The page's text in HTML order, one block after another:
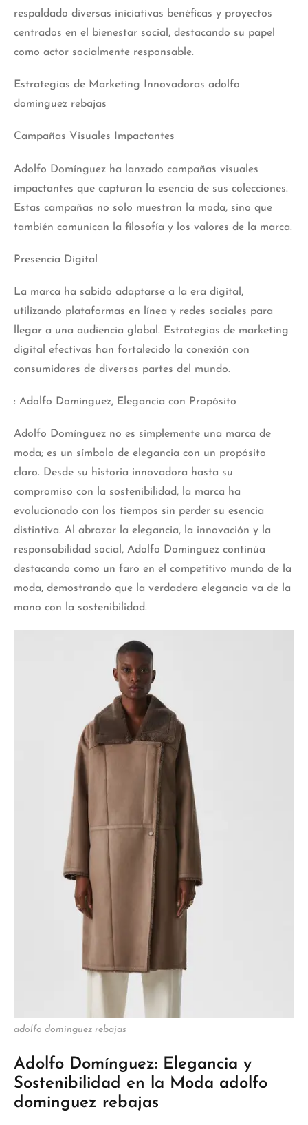
respaldado diversas iniciativas benéficas y proyectos
centrados en el bienestar social, destacando su papel
como actor socialmente responsable.
Estrategias de Marketing Innovadoras adolfo
dominguez rebajas
Campañas Visuales Impactantes
Adolfo Domínguez ha lanzado campañas visuales
impactantes que capturan la esencia de sus colecciones.
Estas campañas no solo muestran la moda, sino que
también comunican la filosofía y los valores de la marca.
Presencia Digital
La marca ha sabido adaptarse a la era digital,
utilizando plataformas en línea y redes sociales para
llegar a una audiencia global. Estrategias de marketing
digital efectivas han fortalecido la conexión con
consumidores de diversas partes del mundo.
: Adolfo Domínguez, Elegancia con Propósito
Adolfo Domínguez no es simplemente una marca de
moda; es un símbolo de elegancia con un propósito
claro. Desde su historia innovadora hasta su
compromiso con la sostenibilidad, la marca ha
evolucionado con los tiempos sin perder su esencia
distintiva. Al abrazar la elegancia, la innovación y la
responsabilidad social, Adolfo Domínguez continúa
destacando como un faro en el competitivo mundo de la
moda, demostrando que la verdadera elegancia va de la
mano con la sostenibilidad.
adolfo dominguez rebajas
Adolfo Domínguez: Elegancia y
Sostenibilidad en la Moda adolfo
dominguez rebajas